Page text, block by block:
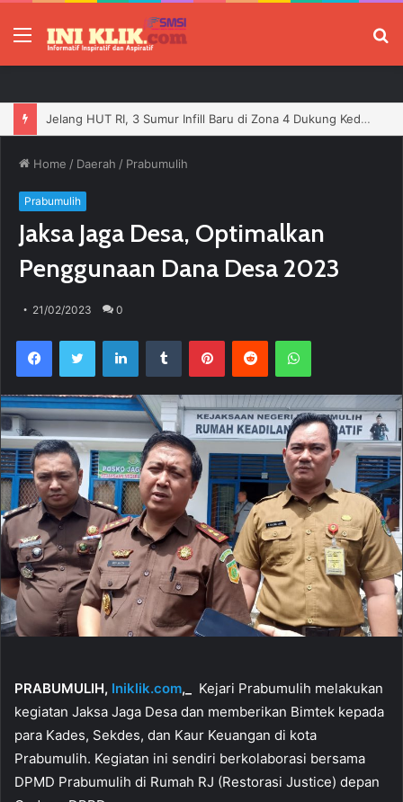
Menu
Jelang HUT RI, 3 Sumur Infill Baru di Zona 4 Dukung Kedaulatan Energi
Home / Daerah / Prabumulih
Prabumulih
Jaksa Jaga Desa, Optimalkan
Penggunaan Dana Desa 2023
21/02/2023 0
PRABUMULIH, Iniklik.com,_
Kejari Prabumulih melakukan
kegiatan Jaksa Jaga Desa dan memberikan Bimtek kepada
para Kades, Sekdes, dan Kaur Keuangan di kota
Prabumulih. Kegiatan ini sendiri berkolaborasi bersama
DPMD Prabumulih di Rumah RJ (Restorasi Justice) depan